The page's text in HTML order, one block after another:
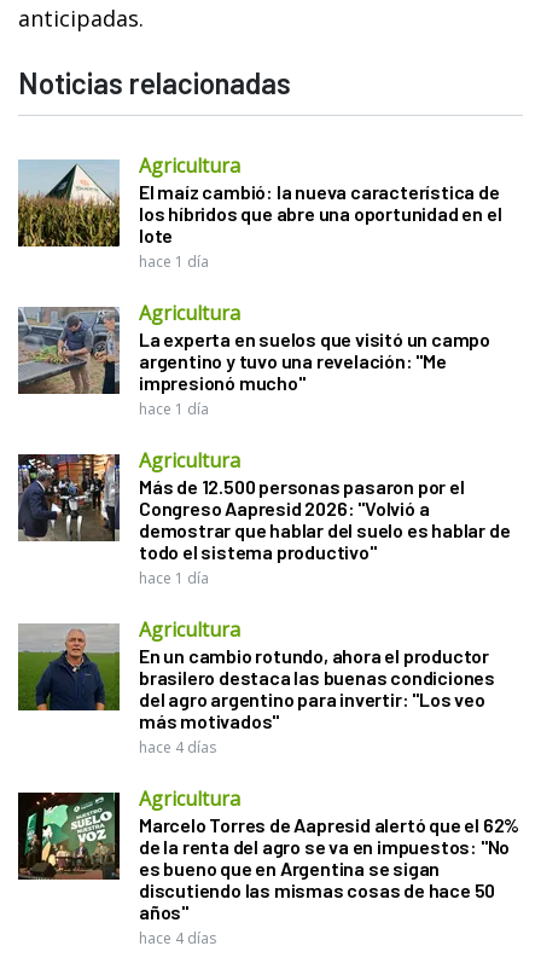
anticipadas.
Noticias relacionadas
Agricultura
El maíz cambió: la nueva característica de
los híbridos que abre una oportunidad en el
lote
hace 1 día
Agricultura
La experta en suelos que visitó un campo
argentino y tuvo una revelación: "Me
impresionó mucho"
hace 1 día
Agricultura
Más de 12.500 personas pasaron por el
Congreso Aapresid 2026: "Volvió a
demostrar que hablar del suelo es hablar de
todo el sistema productivo"
hace 1 día
Agricultura
En un cambio rotundo, ahora el productor
brasilero destaca las buenas condiciones
del agro argentino para invertir: "Los veo
más motivados"
hace 4 días
Agricultura
Marcelo Torres de Aapresid alertó que el 62%
de la renta del agro se va en impuestos: "No
es bueno que en Argentina se sigan
discutiendo las mismas cosas de hace 50
años"
hace 4 días